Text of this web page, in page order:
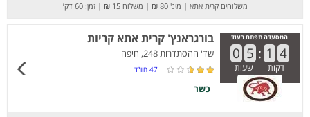
משלוחים קרית אתא | מינ' 80 ₪ | משלוח 15 ₪ | זמן: 60 דק’
המסעדה תפתח בעוד
0 5 : 1 4
דקות שעות
בורגראנץ' קרית אתא קריות
שד' ההסתדרות 248, חיפה
47 חוו”ד
כשר